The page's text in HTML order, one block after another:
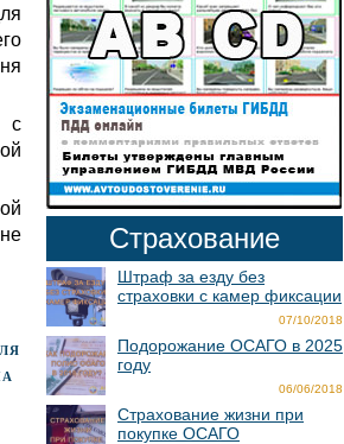
с
Страхование
Штраф за езду без
страховки с камер фиксации
07/10/2018
Подорожание ОСАГО в 2025
году
06/06/2018
Страхование жизни при
покупке ОСАГО